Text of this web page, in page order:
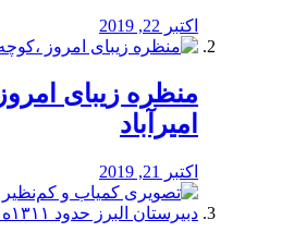
اکتبر 22, 2019
منظره‌‌ زیبای
امیرآباد
اکتبر 21, 2019